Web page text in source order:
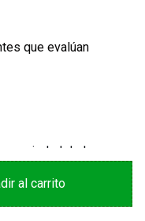
al carrito
que evalúan
de Lecom
España. Todos los
B65890642.